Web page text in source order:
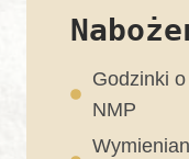
Godzinki
NMP